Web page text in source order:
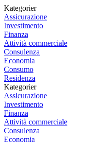
Kategorier
Assicurazione
Investimento
Finanza
Attività commerciale
Consulenza
Economia
Consumo
Residenza
Kategorier
Assicurazione
Investimento
Finanza
Attività commerciale
Consulenza
Economia